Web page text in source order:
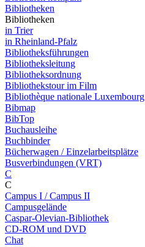
Bibliotheken
Bibliotheken
in Trier
in Rheinland-Pfalz
Bibliotheksführungen
Bibliotheksleitung
Bibliotheksordnung
Bibliothekstour im Film
Bibliothèque nationale Luxembourg
Bibmap
BibTop
Buchausleihe
Buchbinder
Bücherwagen / Einzelarbeitsplätze
Busverbindungen (VRT)
C
C
Campus I / Campus II
Campusgelände
Caspar-Olevian-Bibliothek
CD-ROM und DVD
Chat